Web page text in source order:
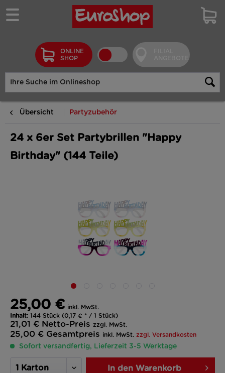
ONLINE
SHOP
Übersicht Partyzubehör
24 x 6er Set Partybrillen "Happy
Birthday" (144 Teile)
25,00 € inkl. MwSt.
Inhalt: 144 Stück (0,17 € * / 1 Stück)
21,01 € Netto-Preis zzgl. MwSt.
25,00 € Gesamtpreis inkl. MwSt. zzgl. Versandkosten
Sofort versandfertig, Lieferzeit 3-5 Werktage
In den Warenkorb